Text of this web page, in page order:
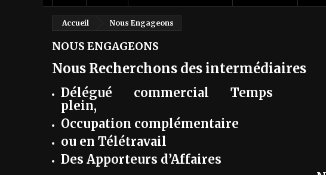
Accueil Nous Engageons
NOUS ENGAGEONS
Nous Recherchons des intermédiaires
Délégué commercial Temps
plein,
Occupation complémentaire
ou en Télétravail
Des Apporteurs d’Affaires